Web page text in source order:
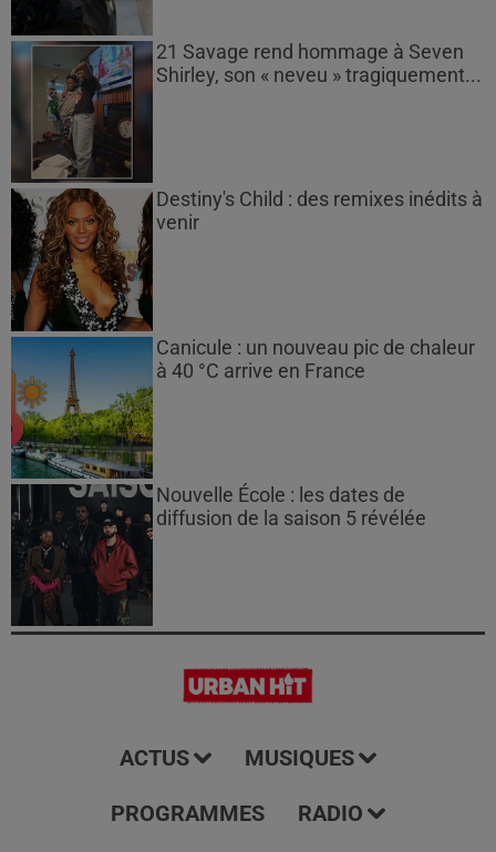
21 Savage rend hommage à Seven
Shirley, son « neveu » tragiquement...
Destiny's Child : des remixes inédits à
venir
Canicule : un nouveau pic de chaleur
à 40 °C arrive en France
Nouvelle École : les dates de
diffusion de la saison 5 révélée
ACTUS MUSIQUES
PROGRAMMES RADIO